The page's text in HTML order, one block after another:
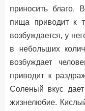
приносить благо.
пища приводит к
возбуждается, у
в небольших
возбуждает
приводит к
Соленый вкус
жизнелюбие.